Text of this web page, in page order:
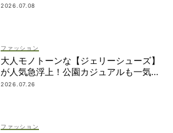
2026.07.08
ファッション
大人モノトーンな【ジェリーシューズ】
が人気急浮上！公園カジュアルも一気に
華やぐ
2026.07.26
ファッション